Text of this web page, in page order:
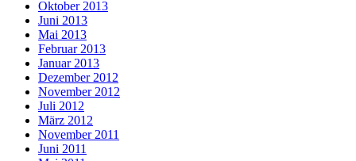
Oktober 2013
Juni 2013
Mai 2013
Februar 2013
Januar 2013
Dezember 2012
November 2012
Juli 2012
März 2012
November 2011
Juni 2011